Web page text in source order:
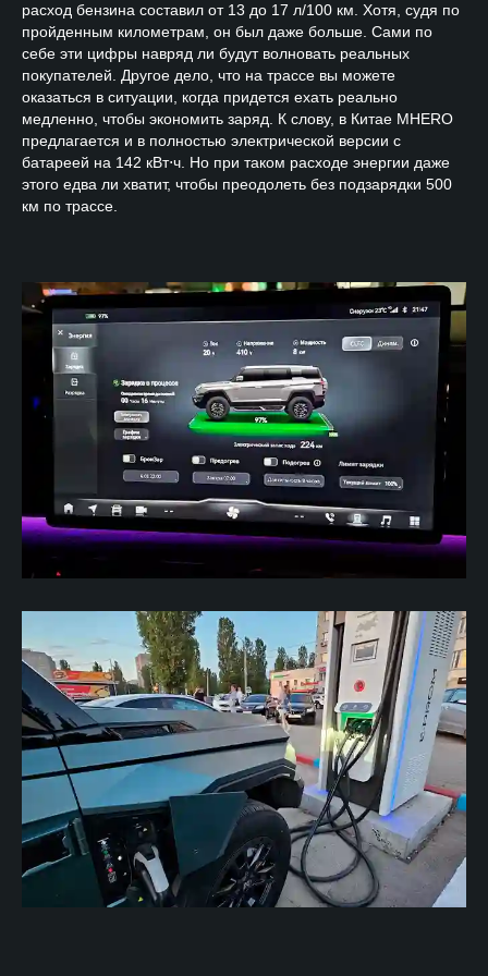
расход бензина составил от 13 до 17 л/100 км. Хотя, судя по
пройденным километрам, он был даже больше. Сами по
себе эти цифры навряд ли будут волновать реальных
покупателей. Другое дело, что на трассе вы можете
оказаться в ситуации, когда придется ехать реально
медленно, чтобы экономить заряд. К слову, в Китае MHERO
предлагается и в полностью электрической версии с
батареей на 142 кВт⋅ч. Но при таком расходе энергии даже
этого едва ли хватит, чтобы преодолеть без подзарядки 500
км по трассе.